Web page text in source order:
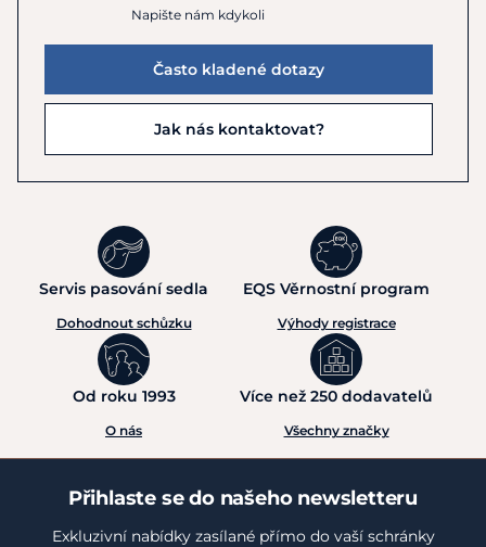
Napište nám kdykoli
Často kladené dotazy
Jak nás kontaktovat?
Servis pasování sedla
Dohodnout schůzku
EQS Věrnostní program
Výhody registrace
Od roku 1993
O nás
Více než 250 dodavatelů
Všechny značky
Přihlaste se do našeho newsletteru
Exkluzivní nabídky zasílané přímo do vaší schránky